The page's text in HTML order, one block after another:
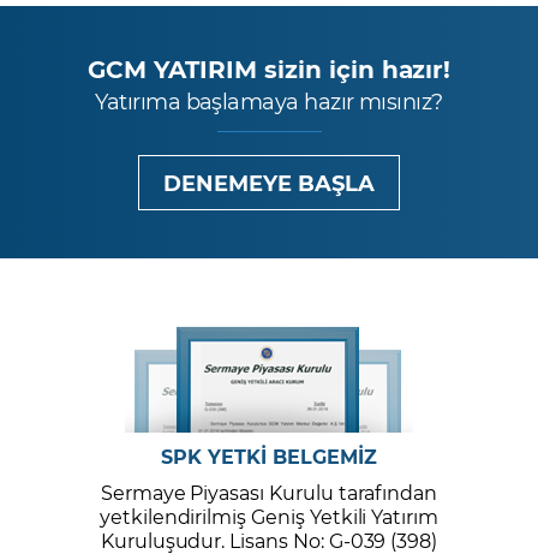
GCM YATIRIM sizin için hazır!
Yatırıma başlamaya hazır mısınız?
DENEMEYE BAŞLA
SPK YETKİ BELGEMİZ
Sermaye Piyasası Kurulu tarafından
yetkilendirilmiş Geniş Yetkili Yatırım
Kuruluşudur. Lisans No: G-039 (398)